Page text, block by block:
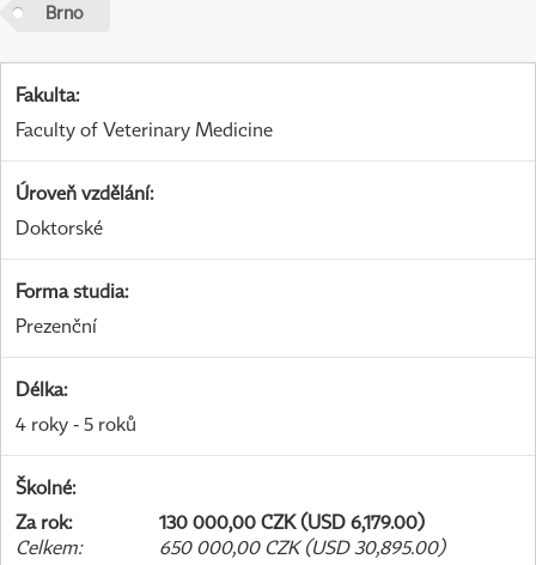
Brno
Fakulta:
Faculty of Veterinary Medicine
Úroveň vzdělání:
Doktorské
Forma studia:
Prezenční
Délka:
4 roky - 5 roků
Školné:
Za rok:
130 000,00 CZK (USD 6,179.00)
Celkem: 650 000,00 CZK (USD 30,895.00)